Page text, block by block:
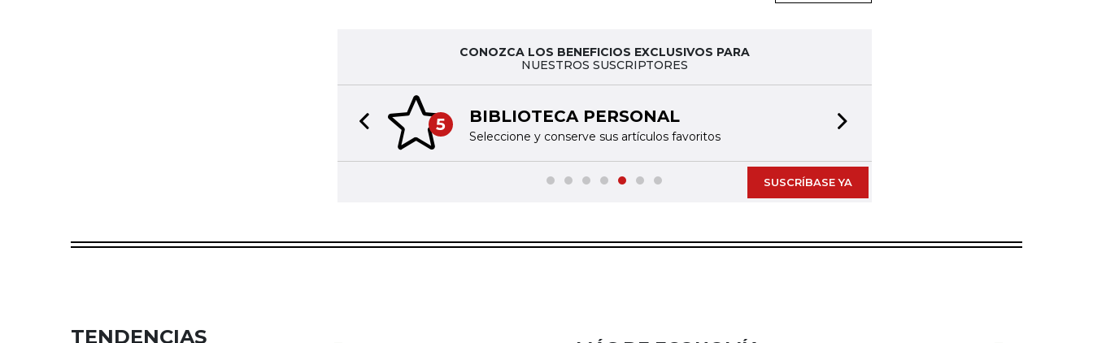
CONOZCA LOS BENEFICIOS EXCLUSIVOS PARA
NUESTROS SUSCRIPTORES
5 BIBLIOTECA PERSONAL
Seleccione y conserve sus artículos favoritos
Previous slide
SUSCRÍBASE YA
TENDENCIAS